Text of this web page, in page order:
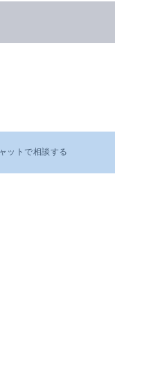
ットで相談する